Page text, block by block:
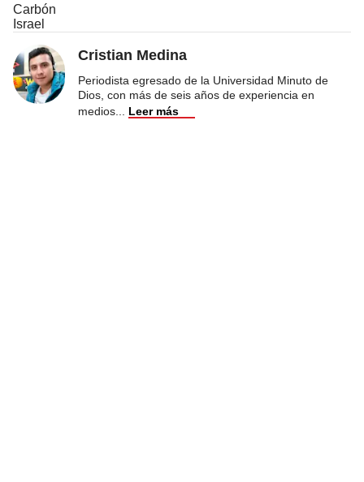
Carbón
Israel
Cristian Medina
Periodista egresado de la Universidad Minuto de
Dios, con más de seis años de experiencia en
medios
Leer más